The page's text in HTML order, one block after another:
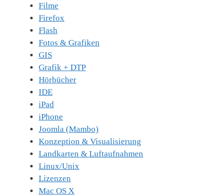
Filme
Firefox
Flash
Fotos & Grafiken
GIS
Grafik + DTP
Hörbücher
IDE
iPad
iPhone
Joomla (Mambo)
Konzeption & Visualisierung
Landkarten & Luftaufnahmen
Linux/Unix
Lizenzen
Mac OS X